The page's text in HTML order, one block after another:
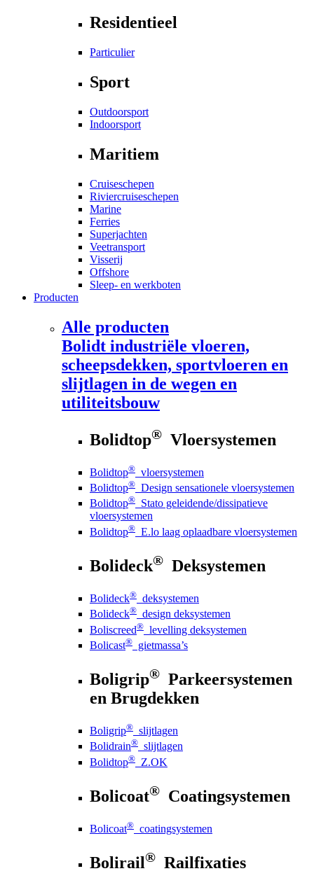
Residentieel
Particulier
Sport
Outdoorsport
Indoorsport
Maritiem
Cruiseschepen
Riviercruiseschepen
Marine
Ferries
Superjachten
Veetransport
Visserij
Offshore
Sleep- en werkboten
Producten
Alle producten
Bolidt industriële vloeren,
scheepsdekken, sportvloeren en
slijtlagen in de wegen en
utiliteitsbouw
Bolidtop® Vloersystemen
Bolidtop® vloersystemen
Bolidtop® Design sensationele vloersystemen
Bolidtop® Stato geleidende/dissipatieve
vloersystemen
Bolidtop® E.lo laag oplaadbare vloersystemen
Bolideck® Deksystemen
Bolideck® deksystemen
Bolideck® design deksystemen
Boliscreed® levelling deksystemen
Bolicast® gietmassa’s
Boligrip® Parkeersystemen
en Brugdekken
Boligrip® slijtlagen
Bolidrain® slijtlagen
Bolidtop® Z.OK
Bolicoat® Coatingsystemen
Bolicoat® coatingsystemen
Bolirail® Railfixaties